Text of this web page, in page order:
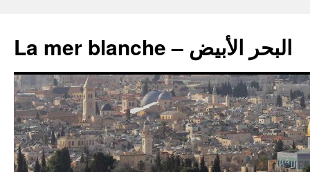
La mer blanche – البحر الأبيض